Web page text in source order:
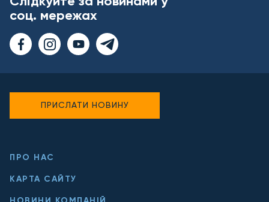
соц. мережах
ПРО НАС
КАРТА САЙТУ
ПРИСЛАТИ НОВИНУ